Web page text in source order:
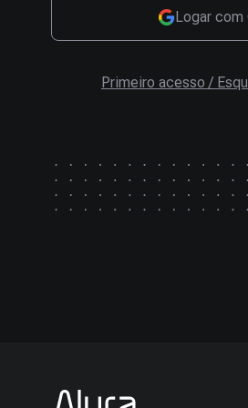
Logar com
Primeiro acesso /